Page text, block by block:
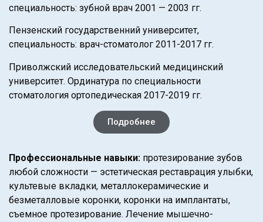
специальность: зубной врач 2001 — 2003 гг.
Пензенский государственний университет,
специальность: врач-стоматолог 2011-2017 гг.
Приволжский исследовательский медицинский
университет. Ординатура по специальности
стоматология ортопедическая 2017-2019 гг.
Подробнее
Профессиональные навыки: протезирование зубов
любой сложности — эстетическая реставрация улыбки,
культевые вкладки, металлокерамические и
безметалловые коронки, коронки на имплантаты,
съемное протезирование. Лечение мышечно-